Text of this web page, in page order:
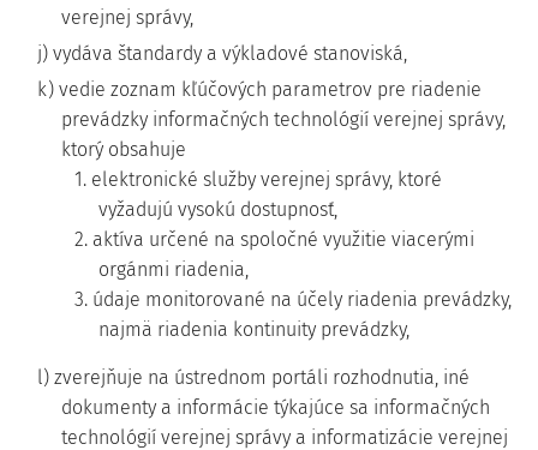
verejnej správy,
j) vydáva štandardy a výkladové stanoviská,
k) vedie zoznam kľúčových parametrov pre riadenie
prevádzky informačných technológií verejnej správy,
ktorý obsahuje
1. elektronické služby verejnej správy, ktoré
vyžadujú vysokú dostupnosť,
2. aktíva určené na spoločné využitie viacerými
orgánmi riadenia,
3. údaje monitorované na účely riadenia prevádzky,
najmä riadenia kontinuity prevádzky,
l) zverejňuje na ústrednom portáli rozhodnutia, iné
dokumenty a informácie týkajúce sa informačných
technológií verejnej správy a informatizácie verejnej